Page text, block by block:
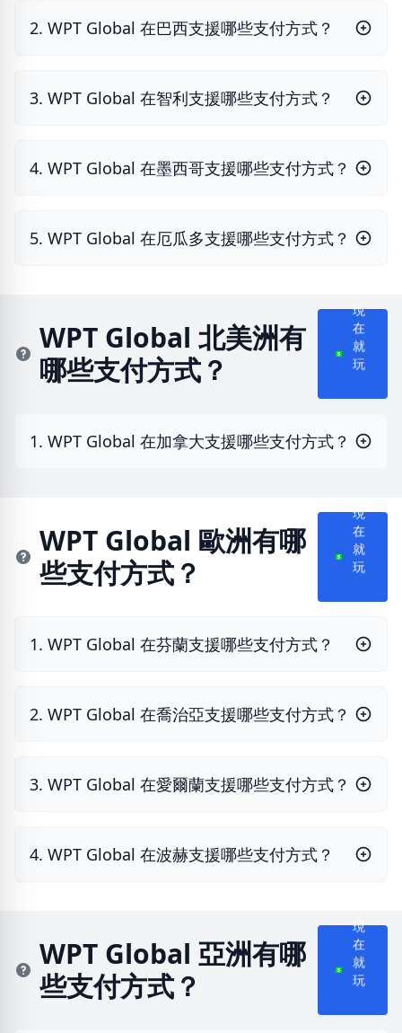
2. WPT Global 在巴西支援哪些支付方式？
3. WPT Global 在智利支援哪些支付方式？
4. WPT Global 在墨西哥支援哪些支付方式？
5. WPT Global 在厄瓜多支援哪些支付方式？
WPT Global 北美洲有
哪些支付方式？
現
在
就
玩
1. WPT Global 在加拿大支援哪些支付方式？
WPT Global 歐洲有哪
些支付方式？
現
在
就
玩
1. WPT Global 在芬蘭支援哪些支付方式？
2. WPT Global 在喬治亞支援哪些支付方式？
3. WPT Global 在愛爾蘭支援哪些支付方式？
4. WPT Global 在波赫支援哪些支付方式？
WPT Global 亞洲有哪
些支付方式？
現
在
就
玩